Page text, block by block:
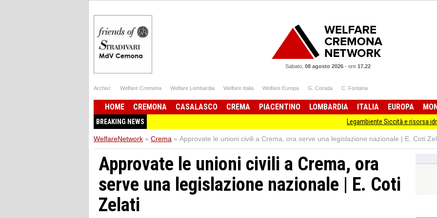
Sabato, 08 agosto 2026- ore 17.22
Archivi: Welfare Cremona Welfare Lombardia Welfare Italia Welfare Europa G. Corada C. Fontana
HOME CREMONA CASALASCO CREMA PIACENTINO LOMBARDIA ITALIA EUROPA
BREAKING NEWS Legambiente Siccità e risorsa idrica, la
WelfareNetwork » Crema » Approvate le unioni civili a Crema, ora serve una legislazione nazionale | E. Coti
Approvate le unioni civili a Crema, ora
serve una legislazione nazionale | E. Coti
Zelati